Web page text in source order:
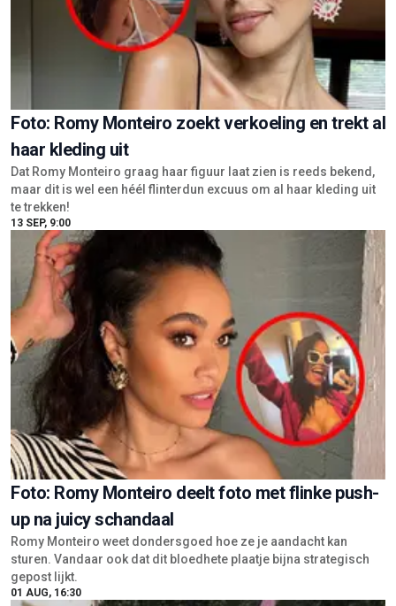
Foto: Romy Monteiro zoekt verkoeling en trekt al
haar kleding uit
Dat Romy Monteiro graag haar figuur laat zien is reeds bekend,
maar dit is wel een héél flinterdun excuus om al haar kleding uit
te trekken!
13 SEP, 9:00
Foto: Romy Monteiro deelt foto met flinke push-
up na juicy schandaal
Romy Monteiro weet dondersgoed hoe ze je aandacht kan
sturen. Vandaar ook dat dit bloedhete plaatje bijna strategisch
gepost lijkt.
01 AUG, 16:30